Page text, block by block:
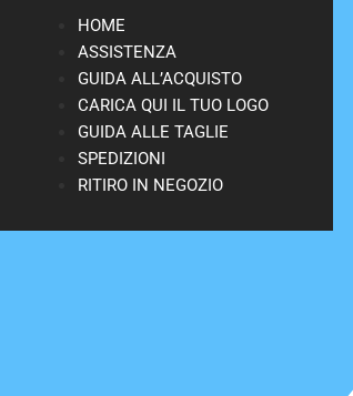
HOME
ASSISTENZA
GUIDA ALL’ACQUISTO
CARICA QUI IL TUO LOGO
GUIDA ALLE TAGLIE
SPEDIZIONI
RITIRO IN NEGOZIO